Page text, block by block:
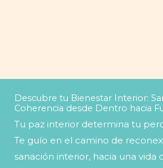
Descubre tu Bienestar Interior:
Coherencia desde Dentro hacia
Tu paz interior determina tu
Te guío en el camino de
sanación interior, hacia una vida